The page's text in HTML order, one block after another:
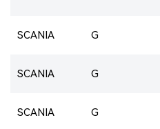
SCANIA G
SCANIA G
SCANIA G